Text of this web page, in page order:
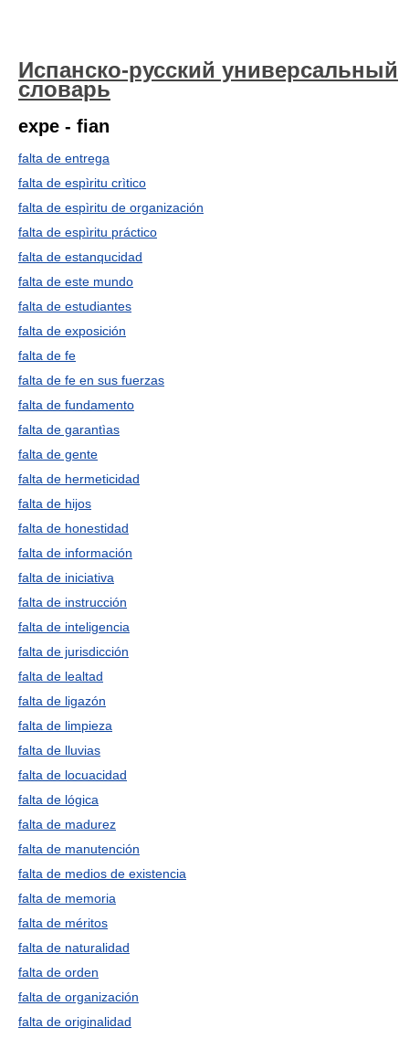
Испанско-русский универсальный
словарь
expe - fian
falta de entrega
falta de espìritu crìtico
falta de espìritu de organización
falta de espìritu práctico
falta de estanqucidad
falta de este mundo
falta de estudiantes
falta de exposición
falta de fe
falta de fe en sus fuerzas
falta de fundamento
falta de garantìas
falta de gente
falta de hermeticidad
falta de hijos
falta de honestidad
falta de información
falta de iniciativa
falta de instrucción
falta de inteligencia
falta de jurisdicción
falta de lealtad
falta de ligazón
falta de limpieza
falta de lluvias
falta de locuacidad
falta de lógica
falta de madurez
falta de manutención
falta de medios de existencia
falta de memoria
falta de méritos
falta de naturalidad
falta de orden
falta de organización
falta de originalidad